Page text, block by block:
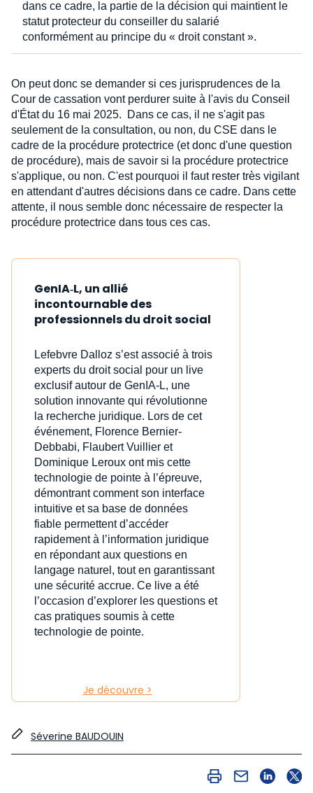
dans ce cadre, la partie de la décision qui maintient le
statut protecteur du conseiller du salarié
conformément au principe du « droit constant ».
On peut donc se demander si ces jurisprudences de la
Cour de cassation vont perdurer suite à l'avis du Conseil
d'État du 16 mai 2025. Dans ce cas, il ne s'agit pas
seulement de la consultation, ou non, du CSE dans le
cadre de la procédure protectrice (et donc d'une question
de procédure), mais de savoir si la procédure protectrice
s'applique, ou non. C'est pourquoi il faut rester très vigilant
en attendant d'autres décisions dans ce cadre. Dans cette
attente, il nous semble donc nécessaire de respecter la
procédure protectrice dans tous ces cas.
GenIA‑L, un allié
incontournable des
professionnels du droit social
Lefebvre Dalloz s’est associé à trois
experts du droit social pour un live
exclusif autour de GenIA‑L, une
solution innovante qui révolutionne
la recherche juridique. Lors de cet
événement, Florence Bernier-
Debbabi, Flaubert Vuillier et
Dominique Leroux ont mis cette
technologie de pointe à l’épreuve,
démontrant comment son interface
intuitive et sa base de données
fiable permettent d’accéder
rapidement à l’information juridique
en répondant aux questions en
langage naturel, tout en garantissant
une sécurité accrue. Ce live a été
l’occasion d’explorer les questions et
cas pratiques soumis à cette
technologie de pointe.
Je découvre >
Séverine BAUDOUIN